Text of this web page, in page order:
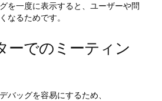
を一度に表示すると、ユーザーや問
なるためです。
ーでのミーティン
バッグを容易にするため、